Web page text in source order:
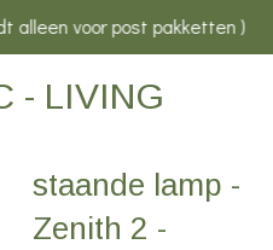
- LIVING
alleen voor post pakketten )
staande lamp -
Zenith 2 -